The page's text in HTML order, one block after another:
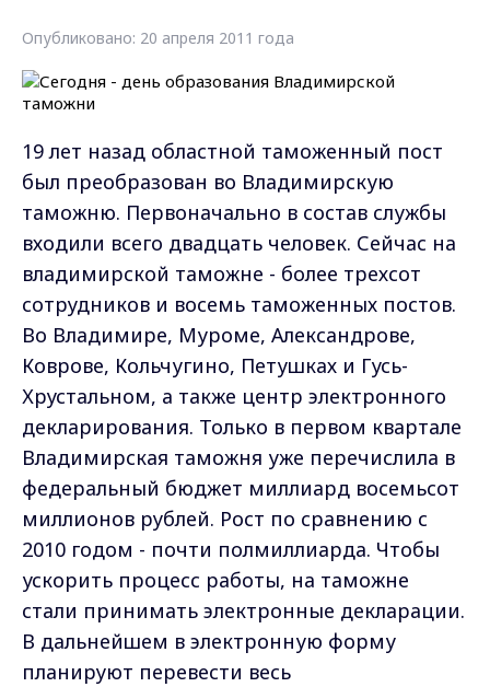
Опубликовано: 20 апреля 2011 года
19 лет назад областной таможенный пост
был преобразован во Владимирскую
таможню. Первоначально в состав службы
входили всего двадцать человек. Сейчас на
владимирской таможне - более трехсот
сотрудников и восемь таможенных постов.
Во Владимире, Муроме, Александрове,
Коврове, Кольчугино, Петушках и Гусь-
Хрустальном, а также центр электронного
декларирования. Только в первом квартале
Владимирская таможня уже перечислила в
федеральный бюджет миллиард восемьсот
миллионов рублей. Рост по сравнению с
2010 годом - почти полмиллиарда. Чтобы
ускорить процесс работы, на таможне
стали принимать электронные декларации.
В дальнейшем в электронную форму
планируют перевести весь